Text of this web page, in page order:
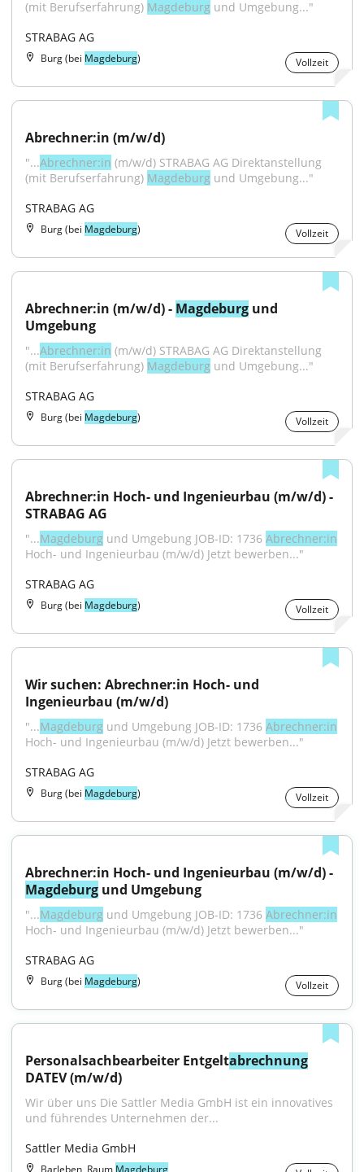
(mit Berufserfahrung) Magdeburg und Umgebung..."
STRABAG AG
Burg (bei Magdeburg) Vollzeit
Abrechner:in (m/w/d)
"...Abrechner:in (m/w/d) STRABAG AG Direktanstellung
(mit Berufserfahrung) Magdeburg und Umgebung..."
STRABAG AG
Burg (bei Magdeburg) Vollzeit
Abrechner:in (m/w/d) - Magdeburg und
Umgebung
"...Abrechner:in (m/w/d) STRABAG AG Direktanstellung
(mit Berufserfahrung) Magdeburg und Umgebung..."
STRABAG AG
Burg (bei Magdeburg) Vollzeit
Abrechner:in Hoch- und Ingenieurbau (m/w/d) -
STRABAG AG
"...Magdeburg und Umgebung JOB-ID: 1736 Abrechner:in
Hoch- und Ingenieurbau (m/w/d) Jetzt bewerben..."
STRABAG AG
Burg (bei Magdeburg) Vollzeit
Wir suchen: Abrechner:in Hoch- und
Ingenieurbau (m/w/d)
"...Magdeburg und Umgebung JOB-ID: 1736 Abrechner:in
Hoch- und Ingenieurbau (m/w/d) Jetzt bewerben..."
STRABAG AG
Burg (bei Magdeburg) Vollzeit
Magdeburg und Umgebung
"...Magdeburg und Umgebung JOB-ID: 1736 Abrechner:in
Hoch- und Ingenieurbau (m/w/d) Jetzt bewerben..."
STRABAG AG
Burg (bei Magdeburg) Vollzeit
Personalsachbearbeiter Entgeltabrechnung
DATEV (m/w/d)
Wir über uns Die Sattler Media GmbH ist ein innovatives
und führendes Unternehmen der...
Sattler Media GmbH
Barleben, Raum Magdeburg